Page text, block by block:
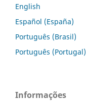
English
Español (España)
Português (Brasil)
Português (Portugal)
Informações